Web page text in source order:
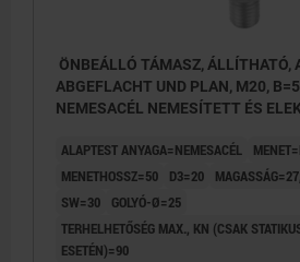
ÖNBEÁLLÓ TÁMASZ, ÁLLÍTHATÓ,
ABGEFLACHT UND PLAN, M20,
NEMESACÉL NEMESÍTETT ÉS
ALAPTEST ANYAGA=NEMESACÉL
MENETHOSSZ=50
D3=20
SW=30
GOLYÓ-Ø=25
TERHELHETŐSÉG MAX., KN (CSAK
ESETÉN)=90